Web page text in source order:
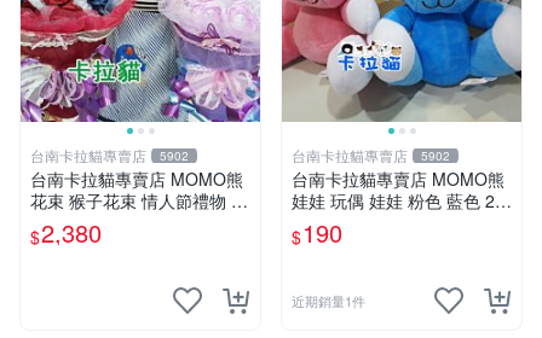
台南卡拉貓專賣店 5902
台南卡拉貓專賣店 MOMO熊
花束 猴子花束 情人節禮物 二
選一 可繡字 可今天寄明天到
$2,380
台南卡拉貓專賣店 5902
台南卡拉貓專賣店 MOMO熊
娃娃 玩偶 娃娃 粉色 藍色 2色
分售
$190
近期銷量1件